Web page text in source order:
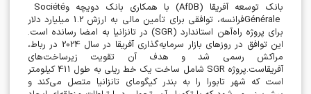
بانک توسعه آفریقا (AfDB) با همکاری بانک دویچه وSociété
Générale
فرانسه، توافقی برای تأمین مالی به ارزش 1.2 میلیارد دلار
برای پروژه راه‌آهن استاندارد(SGR) در تانزانیا به امضا رسانده است.
این توافق در روزهای بازار سرمایه‌گذاری آفریقا در سال 2024 در رباط،
مراکش رسمی شد و هدف آن تقویت زیرساخت‌های
آفریقاست.پروژه SGR
شامل ساخت یک خط ریلی به طول 411 کیلومتر
است که شهر تابورا را به بندر کیگومای تانزانیا متصل می‌کند و